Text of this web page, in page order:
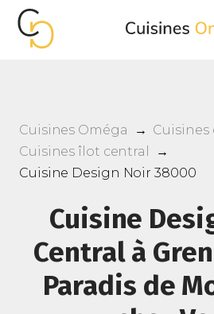
Cuisines Oméga → Cuisines
Cuisines îlot central
→
Cuisine Design Noir 38000
Cuisine
Central à
Paradis de